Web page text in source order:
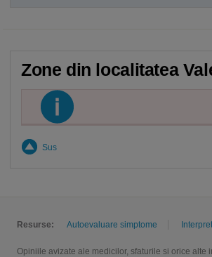
Zone din localitatea
Sus
Resurse: Autoevaluare simptome
Opiniile avizate ale medicilor, sfaturile si orice